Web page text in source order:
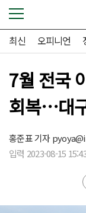
최신 오피니언
7월 전국
회복…대
홍준표 기자
입력 2023-08-15